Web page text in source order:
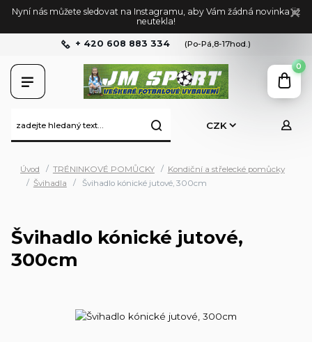
Nyní nás můžete sledovat na Instagramu, aby Vám žádná novinka již
neutekla!
CZK
+ 420 608 883 334 (Po-Pá,8-17hod.)
0
Úvod TRÉNINKOVÉ POMŮCKY
Kondiční a střelecké pomůcky
Švihadla
Švihadlo kónické jutové, 300cm
Švihadlo kónické jutové,
300cm